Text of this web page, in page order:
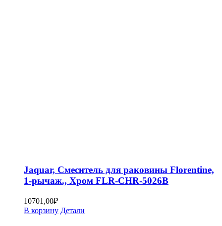
Jaquar, Смеситель для раковины Florentine,
1-рычаж., Хром FLR-CHR-5026B
10701,00₽
В корзину Детали